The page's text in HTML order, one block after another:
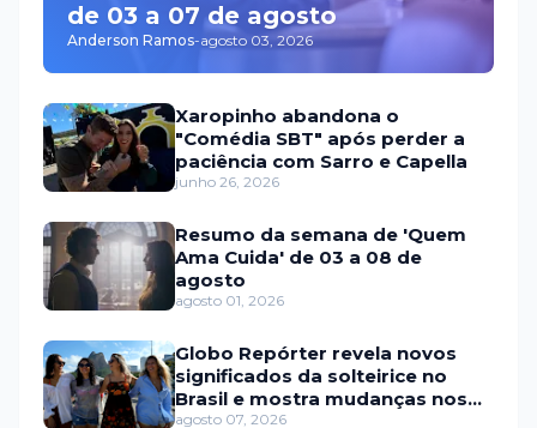
de 03 a 07 de agosto
Anderson Ramos-agosto 03, 2026
Xaropinho abandona o
"Comédia SBT" após perder a
paciência com Sarro e Capella
junho 26, 2026
Resumo da semana de 'Quem
Ama Cuida' de 03 a 08 de
agosto
agosto 01, 2026
Globo Repórter revela novos
significados da solteirice no
Brasil e mostra mudanças nos
relacionamentos
agosto 07, 2026